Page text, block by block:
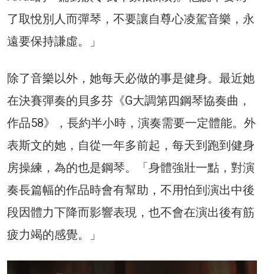
了取悅別人而彈琴，不要讓自尊心凌駕音樂，永
遠要保持謙虛。」
除了音樂以外，她每天必做的事是健身。最近她
在決賽彈奏的貝多芬《G大調第四鋼琴協奏曲，
作品58》，長約半小時，演奏需要一定體能。外
表斯文的她，自從一年多前起，每天到跑到健身
房操練，為的也是鋼琴。「身體強壯一點，對演
奏長篇幅的作品時會有幫助，不用怕到演出中後
段因體力下降而影響表現，也不會在演出後有筋
疲力竭的感覺。」